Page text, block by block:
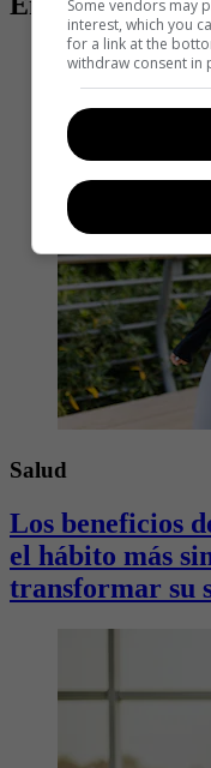
Salud
Los beneficios
el hábito más
transformar su
Some vendors may
interest, which you
for a link at the
withdraw consent in